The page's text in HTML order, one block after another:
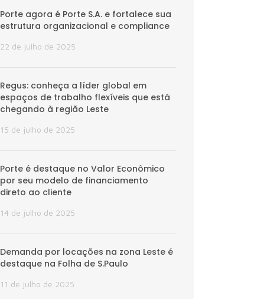
Porte agora é Porte S.A. e fortalece sua
estrutura organizacional e compliance
22 de julho de 2025
Regus: conheça a líder global em
espaços de trabalho flexíveis que está
chegando à região Leste
15 de julho de 2025
Porte é destaque no Valor Econômico
por seu modelo de financiamento
direto ao cliente
14 de julho de 2025
Demanda por locações na zona Leste é
destaque na Folha de S.Paulo
11 de julho de 2025